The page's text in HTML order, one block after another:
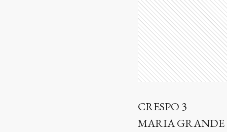
CRESPO 3
MARIA GRANDE